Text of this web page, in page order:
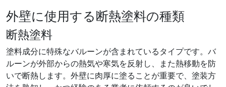
外壁に使用する断熱塗料の種類
断熱塗料
塗料成分に特殊なバルーンが含まれているタイプです。バ
ルーンが外部からの熱気や寒気を反射し、また熱移動を防
いで断熱します。外壁に肉厚に塗ることが重要で、塗装方